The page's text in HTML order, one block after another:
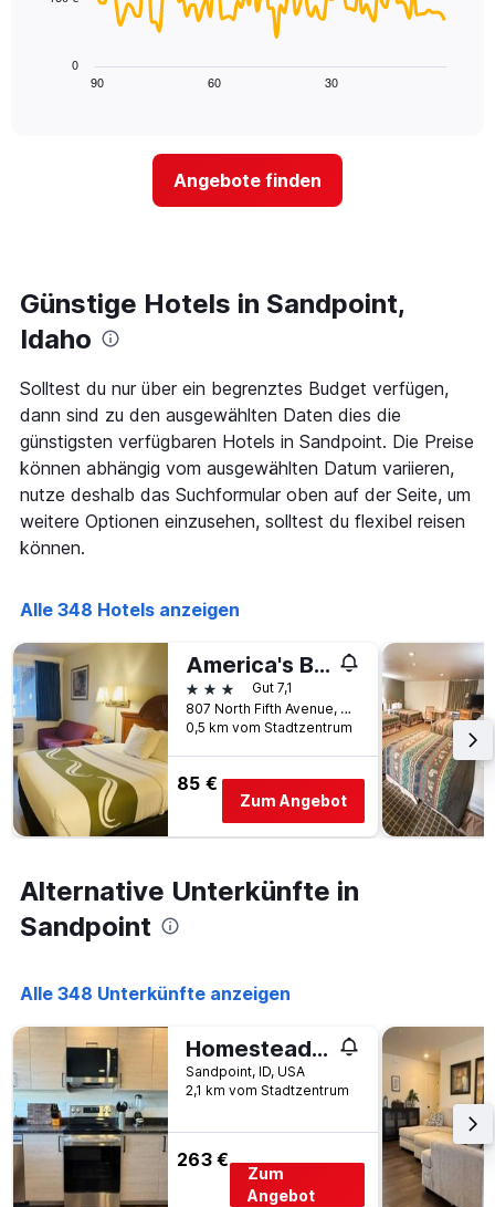
die
anzeigt.
anzeigt.
Diagramm
näher
das
Aufenthaltsdatum
rückt.
Diagramm
hat
1
X-
Achse,
die
die
Anzahl
vor
Aufenthalt
anzeigt
Diagramm
hat
1
Y-
Achse,
die
den
Zimmerpreis
anzeigt
90 60 30
0
Angebote finden
Günstige Hotels in Sandpoint,
Idaho
Solltest du nur über ein begrenztes Budget verfügen,
dann sind zu den ausgewählten Daten dies die
günstigsten verfügbaren Hotels in Sandpoint. Die Preise
können abhängig vom ausgewählten Datum variieren,
nutze deshalb das Suchformular oben auf der Seite, um
weitere Optionen einzusehen, solltest du flexibel reisen
können.
Alle 348 Hotels anzeigen
America's Best Value Inn Sandpoint
3 SterneGut 7,1
807 North Fifth Avenue, Sandpoint, ID, USA
0,5 km vom Stadtzentrum
85 €
Zum Angebot
Alternative Unterkünfte in
Sandpoint
Alle 348 Unterkünfte anzeigen
Homestead Village - Two Bedroom Condo Ground Floor
Sandpoint, ID, USA
2,1 km vom Stadtzentrum
263 €
Zum
Angebot